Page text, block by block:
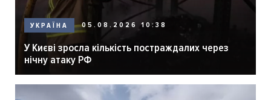
УКРАЇНА 05.08.2026 10:38
У Києві зросла кількість постраждалих через
нічну атаку РФ